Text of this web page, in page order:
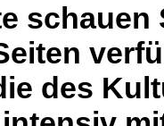
des